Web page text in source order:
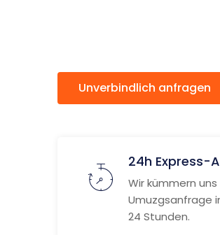
Unverbindlich anfragen
24h Express-
Wir kümmern uns
Umuzgsanfrage
24 Stunden.